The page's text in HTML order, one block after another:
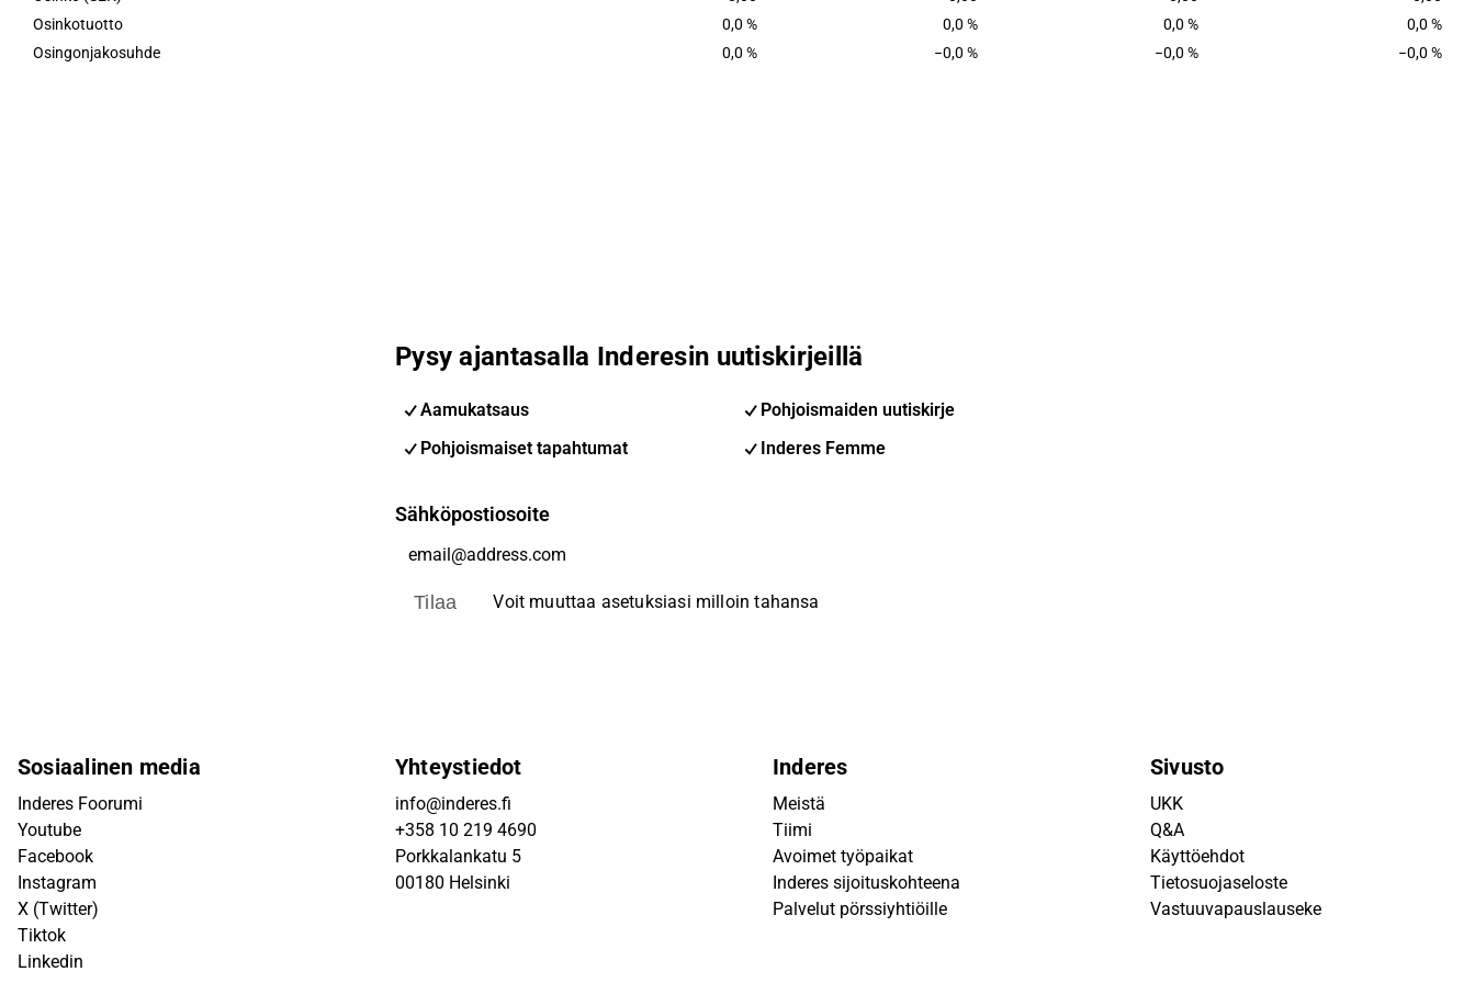
Osinkotuotto
0,0 % 0,0 % 0,0 %
0,0 %
Osingonjakosuhde
0,0 % −0,0 % −0,0 % −0,0 %
Pysy ajantasalla Inderesin uutiskirjeillä
Aamukatsaus
Pohjoismaiden uutiskirje
Pohjoismaiset tapahtumat
Inderes Femme
Sähköpostiosoite
Tilaa Voit muuttaa asetuksiasi milloin tahansa
Sosiaalinen media
Inderes Foorumi
Youtube
Facebook
Instagram
X (Twitter)
Tiktok
Linkedin
Yhteystiedot
info@inderes.fi
+358 10 219 4690
Porkkalankatu 5
00180 Helsinki
Inderes
Meistä
Tiimi
Avoimet työpaikat
Inderes sijoituskohteena
Palvelut pörssiyhtiöille
Sivusto
UKK
Q&A
Käyttöehdot
Tietosuojaseloste
Vastuuvapauslauseke